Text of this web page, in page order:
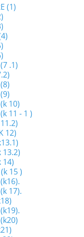
(1)
.1)
10)
11 - 1 )
12)
15 )
17).